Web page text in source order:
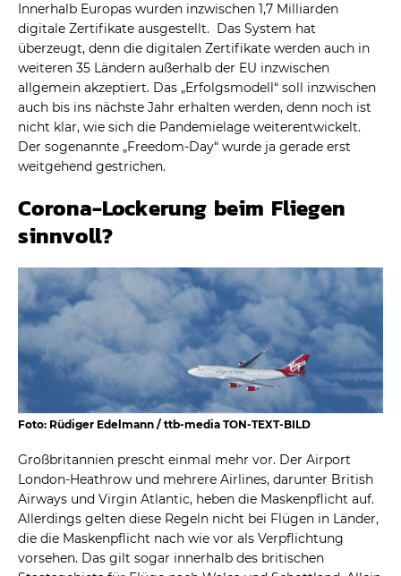
Innerhalb Europas wurden inzwischen 1,7 Milliarden
digitale Zertifikate ausgestellt. Das System hat
überzeugt, denn die digitalen Zertifikate werden auch in
weiteren 35 Ländern außerhalb der EU inzwischen
allgemein akzeptiert. Das „Erfolgsmodell“ soll inzwischen
auch bis ins nächste Jahr erhalten werden, denn noch ist
nicht klar, wie sich die Pandemielage weiterentwickelt.
Der sogenannte „Freedom-Day“ wurde ja gerade erst
weitgehend gestrichen.
Corona-Lockerung beim Fliegen
sinnvoll?
Foto: Rüdiger Edelmann / ttb-media TON-TEXT-BILD
Großbritannien prescht einmal mehr vor. Der Airport
London-Heathrow und mehrere Airlines, darunter British
Airways und Virgin Atlantic, heben die Maskenpflicht auf.
Allerdings gelten diese Regeln nicht bei Flügen in Länder,
die die Maskenpflicht nach wie vor als Verpflichtung
vorsehen. Das gilt sogar innerhalb des britischen